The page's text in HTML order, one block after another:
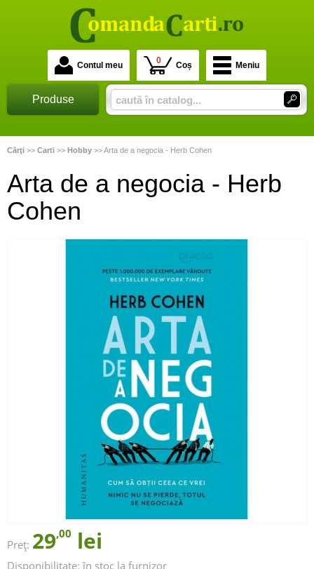
Contul meu 0 Coș Meniu
Produse
Cărţi >> Carti >> Hobby >>Arta de a negocia - Herb Cohen
Arta de a negocia - Herb
Cohen
Preț: 29,00 lei
Disponibilitate: în stoc la furnizor